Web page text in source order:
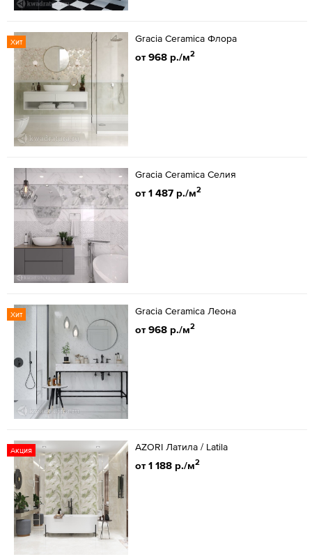
Хит Gracia Ceramica Флора
от 968 р./м2
Gracia Ceramica Селия
от 1 487 р./м2
Хит Gracia Ceramica Леона
от 968 р./м2
Акция AZORI Латила / Latila
от 1 188 р./м2